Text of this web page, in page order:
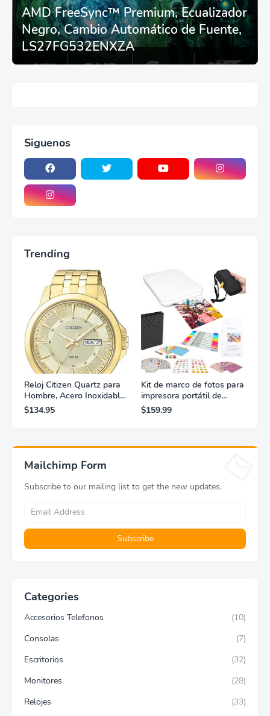
AMD FreeSync™ Premium, Ecualizador
Negro, Cambio Automático de Fuente,
LS27FG532ENXZA
Siguenos
Trending
Reloj Citizen Quartz para
Hombre, Acero Inoxidable,
Clásico, Dorado
$134.95
Kit de marco de fotos para
impresora portátil de
fotografías y vídeos
Lifeprint 3x4,5 (blanca)
$159.99
Mailchimp Form
Subscribe to our mailing list to get the new updates.
Categories
Accesorios Telefonos
(10)
Consolas
(7)
Escritorios
(32)
Monitores
(28)
Relojes
(33)